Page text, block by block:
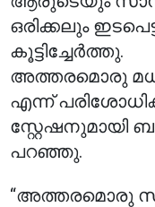
ഒരിക്കലും
കൂട്ടിച്ചേർത്തു.
അത്തരമൊരു
എന്ന്
സ്റ്റേഷനുമായി
പറഞ്ഞു.
“അത്തരമൊരു